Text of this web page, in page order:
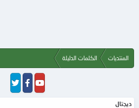
المنتديات الكلمات الدليلة
ديجتال